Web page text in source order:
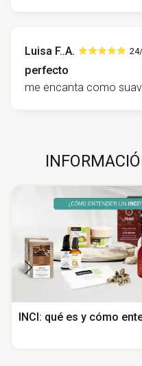
Luisa F..A.
perfecto
me encanta como
INCI: qué es y cómo